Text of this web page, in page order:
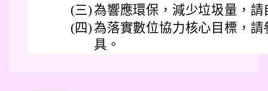
(三)為響應環保，減少垃圾量，
(四)為落實數位協力核心目標，
具。